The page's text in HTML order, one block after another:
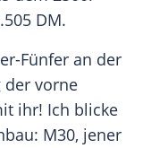
DM.
Fünfer an der
der vorne
ihr! Ich blicke
M30, jener